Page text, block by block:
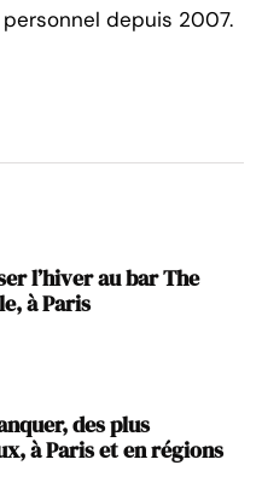
depuis 2007.
l’hiver au bar The
à Paris
des plus
à Paris et en régions